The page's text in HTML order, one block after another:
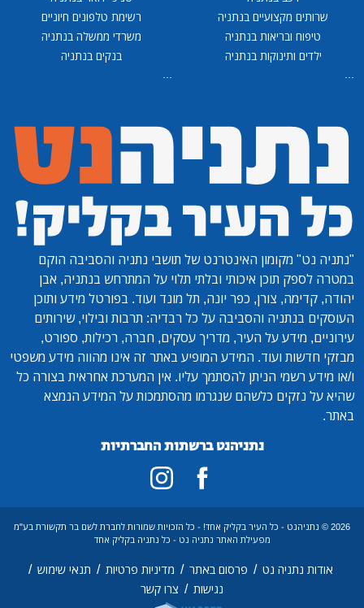
שרותים מקצועיים בנתניה
טיפוח ובריאות בנתניה
ילדים ותינוקות בנתניה
...
רשימת טלפונים חיוניים
משרדי ממשלה בנתניה
בנקים בנתניה
...
"נתניה נט" מקומון האינטרנט של תושבי נתניה והסביבה הוקם
במטרה לספק תוכן איכותי ובלתי תלוי על המתרחש בנתניה, אבן
יהודה, קדימה, צורן, כפר יונה, תל מונד ועוד. בפורטל מידע ותוכן
העוסקים בנתניה והסביבה על כל רבדיה: תרבות ובילוי, שירותים
עירוניים, מידע על העיר, מדריך עסקים, חברה, רכילות, ספורט,
מבזקי חדשות ועוד. המידע המופיע באתר זה אינו מהווה מידע משפטי
ו/או מידע רשמי הניתן להסתמך עליו. אין המערכת אחראית בצורה כל
שהיא על נזקים כלשהם שנגרמו מהסתמכות על המידע הנמצא
באתר.
נתניהנט ברשתות החברתיות
2026 © נתניהנט - כל העיר בקליק אחד! - כל הזכויות שמורות לחברת לשם בר תקשורת בע"מ
מפעילת האתר נתניה נט - כל נתניה בקליק אחד
אודות נתניה נט / פרסום באתר / מדיניות פרטיות / תנאי שימוש /
נגישות / צרו קשר